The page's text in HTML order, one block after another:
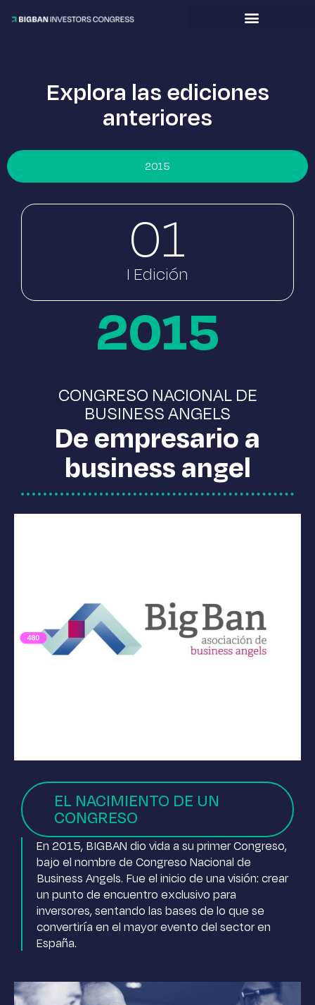
Explora las ediciones
anteriores
2015
01
I Edición
2015
CONGRESO NACIONAL DE
BUSINESS ANGELS
De empresario a
business angel
EL NACIMIENTO DE UN
CONGRESO
En 2015, BIGBAN dio vida a su primer Congreso,
bajo el nombre de Congreso Nacional de
Business Angels. Fue el inicio de una visión: crear
un punto de encuentro exclusivo para
inversores, sentando las bases de lo que se
convertiría en el mayor evento del sector en
España.